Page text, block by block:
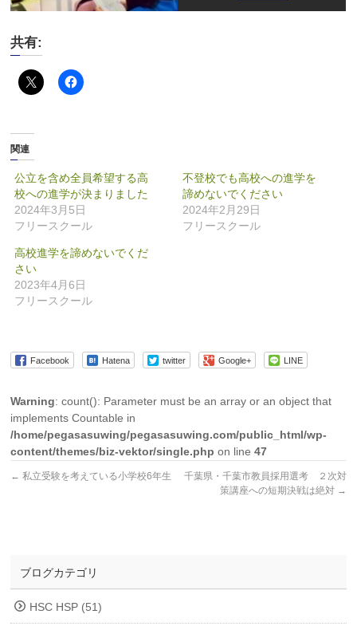
共有:
関連
公立を含め全員希望する高
校への進学が決まりました
2024年3月5日
フリースクール
不登校でも高校への進学を
諦めないでください
2024年2月29日
フリースクール
高校進学を諦めないでくだ
さい
2023年4月6日
フリースクール
Facebook Hatena twitter Google+ LINE
Warning: count(): Parameter must be an array or an object that
implements Countable in
/home/pegasasuwing/pegasasuwing.com/public_html/wp-
content/themes/biz-vektor/single.php on line47
← 私立受験を考えている小学校6年生
千葉県・千葉市教員採用選考 ２次対
策講座への短期決戦は絶対 →
ブログカテゴリ
HSC HSP (51)